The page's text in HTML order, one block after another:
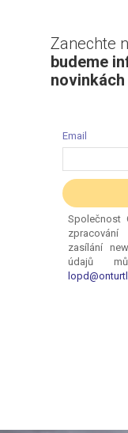
Zanechte
budeme
novinkách